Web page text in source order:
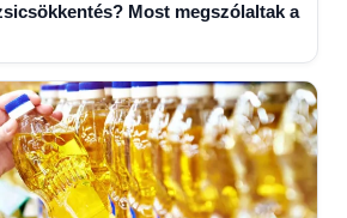
Most megszólaltak a